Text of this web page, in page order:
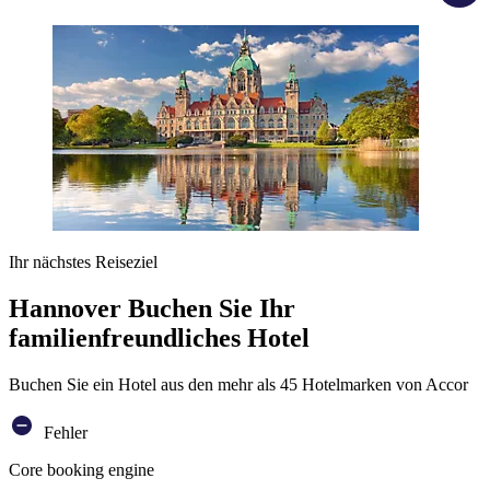
Ihr nächstes Reiseziel
Hannover Buchen Sie Ihr
familienfreundliches Hotel
Buchen Sie ein Hotel aus den mehr als 45 Hotelmarken von Accor
Fehler
Core booking engine